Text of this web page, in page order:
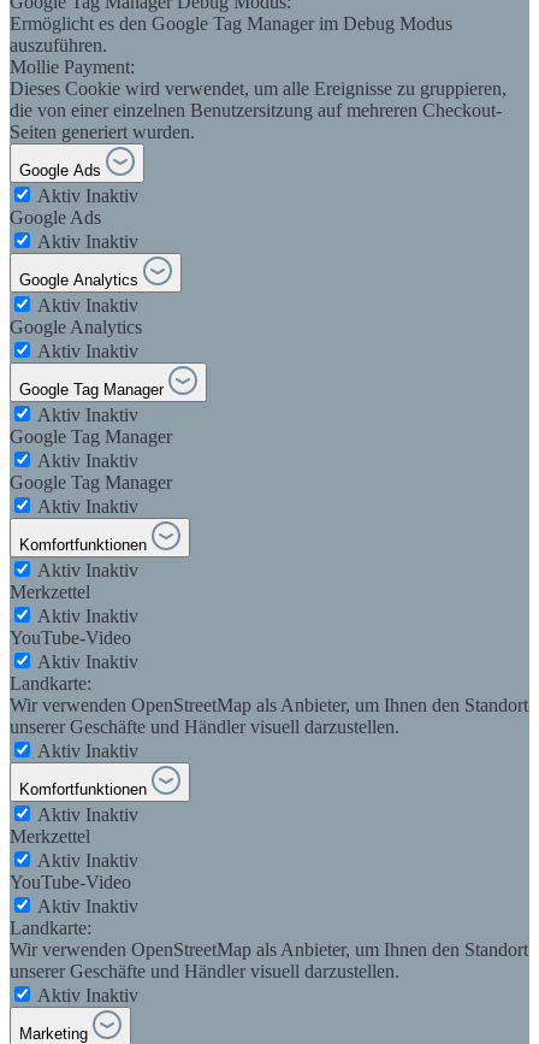
Ermöglicht es den Google Tag Manager im Debug Modus
auszuführen.
Mollie Payment:
Dieses Cookie wird verwendet, um alle Ereignisse zu gruppieren,
die von einer einzelnen Benutzersitzung auf mehreren Checkout-
Seiten generiert wurden.
Google Ads
Aktiv Inaktiv
Google Ads
Aktiv Inaktiv
Google Analytics
Aktiv Inaktiv
Google Analytics
Aktiv Inaktiv
Google Tag Manager
Aktiv Inaktiv
Google Tag Manager
Aktiv Inaktiv
Google Tag Manager
Aktiv Inaktiv
Komfortfunktionen
Aktiv Inaktiv
Merkzettel
Aktiv Inaktiv
YouTube-Video
Aktiv Inaktiv
Landkarte:
Wir verwenden OpenStreetMap als Anbieter, um Ihnen den Standort
unserer Geschäfte und Händler visuell darzustellen.
Aktiv Inaktiv
Komfortfunktionen
Aktiv Inaktiv
Merkzettel
Aktiv Inaktiv
YouTube-Video
Aktiv Inaktiv
Landkarte:
Wir verwenden OpenStreetMap als Anbieter, um Ihnen den Standort
unserer Geschäfte und Händler visuell darzustellen.
Aktiv Inaktiv
Marketing